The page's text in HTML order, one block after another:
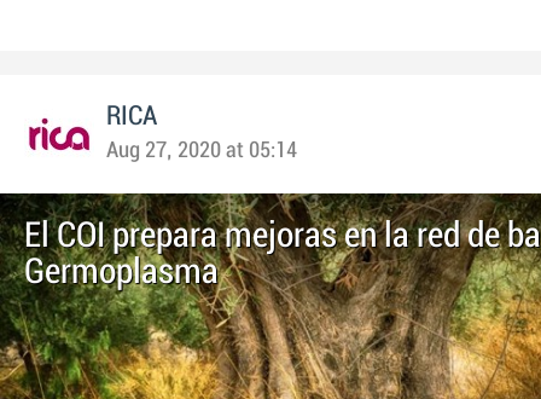
RICA
Aug 27, 2020 at 05:14
El COI prepara mejoras en la red de
Germoplasma